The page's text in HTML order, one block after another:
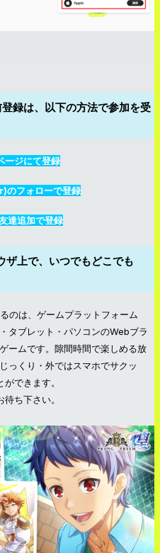
録は、以下の方法で参加を受
ージにて登録
フォローで登録
達追加で登録
上で、いつでもどこでも
のは、ゲームプラットフォーム
タブレット・パソコンのWebブラ
ームです。隙間時間で楽しめる放
っくり・外ではスマホでサクッ
できます。
ち下さい。